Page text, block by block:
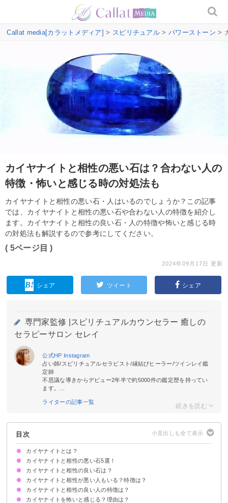
Callat media[カラットメディア] > スピリチュアル > パワーストーン >
カイヤナイトと相性の悪い石は？合わない人の
特徴・怖いと感じる時の対処法も
カイヤナイトと相性の悪い石・人はいるのでしょうか？この記事
では、カイヤナイトと相性の悪い石や合わない人の特徴を紹介し
ます。カイヤナイトと相性の良い石・人の特徴や怖いと感じる時
の対処法も解説するので参考にしてください。
( 5ページ目 )
2024年09月17日 更新
シェア ツイート シェア
専門家監修 |
スピリチュアルカウンセラー 癒しの
セラピーサロン セレイ
公式HP Instagram
占い師/スピリチュアルセラピスト/縁結びヒーラー/ツインレイ鑑
定師
不思議な導きからデビュー2年半で約5000件の鑑定歴を持ってい
ます。...
ライターの記事一覧
目次
カイヤナイトとは？
得られる効果
カイヤナイトと相性の悪い石5選！
①スギライト
②ルビー
③ラブラドライト
④モルダバイト
⑤セレナイト
カイヤナイトと相性の良い石は？
①ムーンストーン：対人運UP
②ラピスラズリ：才能の開花
③シトリン：仕事運UP
④アメジスト：恋愛成就
⑤サファイヤ：自己成長
カイヤナイトと相性が悪い人もいる？特徴は？
優柔不断な人
好転反応・体調不良が起きる人
目標が明確になっていない人
頑固で人の意見を受け入れない人
変化を望んでいない人
カイヤナイトと相性の良い人の特徴は？
カイヤナイトを怖いと感じる？理由は？